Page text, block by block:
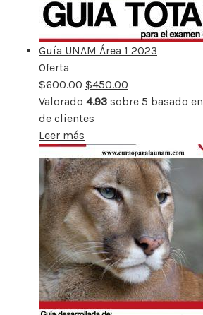
Guía UNAM Área 1 2023
Oferta
rebajado
$600.00 $450.00
Valorado 4.93 sobre 5 basado en
de clientes
Leer más